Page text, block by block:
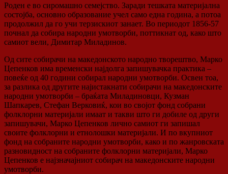
Роден е во сиромашно семејство. Заради тешката материјална
состојба, основно образование учел само една година, а потоа
продолжил да го учи терзискиот занает. Во периодот 1856-57
почнал да собира народни умотворби, поттикнат од, како што
самиот вели, Димитар Миладинов.
Од сите собирачи на македонското народно творештво, Марко
Цепенков има временски најдолга запишувачка практика –
повеќе од 40 години собирал народни умотворби. Освен тоа,
за разлика од другите најистакнати собирачи на македонските
народни умотворби – браќата Миладиновци, Кузман
Шапкарев, Стефан Верковиќ, кои во својот фонд собрани
фолклорни материјали имаат и такви што ги добиле од други
запишувачи, Марко Цепенков лично самиот ги запишал
своите фолклорни и етнолошки материјали. И по вкупниот
фонд на собраните народни умотворби, како и по жанровската
разновидност на собраните фолклорни материјали, Марко
Цепенков е најзначајниот собирач на македонските народни
умотворби.